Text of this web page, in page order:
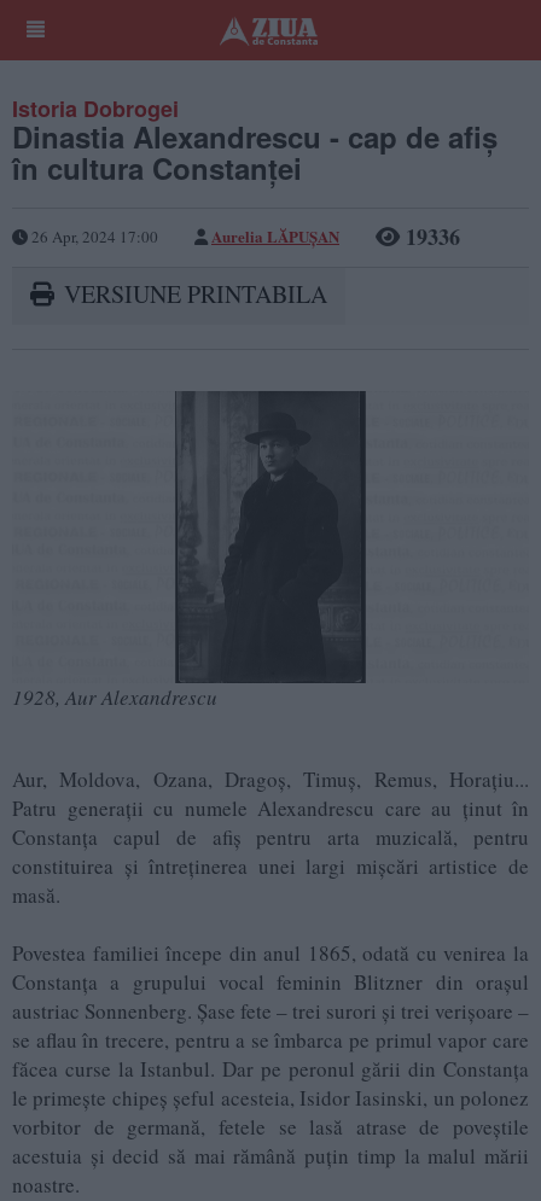
Istoria Dobrogei
Dinastia Alexandrescu - cap de afiș
în cultura Constanței
26 Apr, 2024 17:00 Aurelia LĂPUŞAN 19336
VERSIUNE PRINTABILA
1928, Aur Alexandrescu
Aur, Moldova, Ozana, Dragoș, Timuș, Remus, Horațiu...
Patru generații cu numele Alexandrescu care au ținut în
Constanța capul de afiș pentru arta muzicală, pentru
constituirea și întreținerea unei largi mișcări artistice de
masă.
Povestea familiei începe din anul 1865, odată cu venirea la
Constanța a grupului vocal feminin Blitzner din oraşul
austriac Sonnenberg. Șase fete – trei surori și trei verișoare –
se aflau în trecere, pentru a se îmbarca pe primul vapor care
făcea curse la Istanbul. Dar pe peronul gării din Constanța
le primește chipeș șeful acesteia, Isidor Iasinski, un polonez
vorbitor de germană, fetele se lasă atrase de poveștile
acestuia și decid să mai rămână puțin timp la malul mării
noastre.